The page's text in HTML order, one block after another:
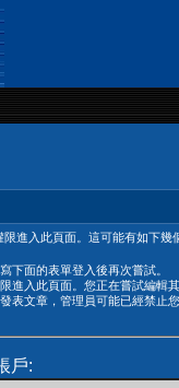
進入此頁面。這可能有如下幾
下面的表單登入後再次嘗試。
進入此頁面。您正在嘗試編輯
表文章，管理員可能已經禁止
戶: